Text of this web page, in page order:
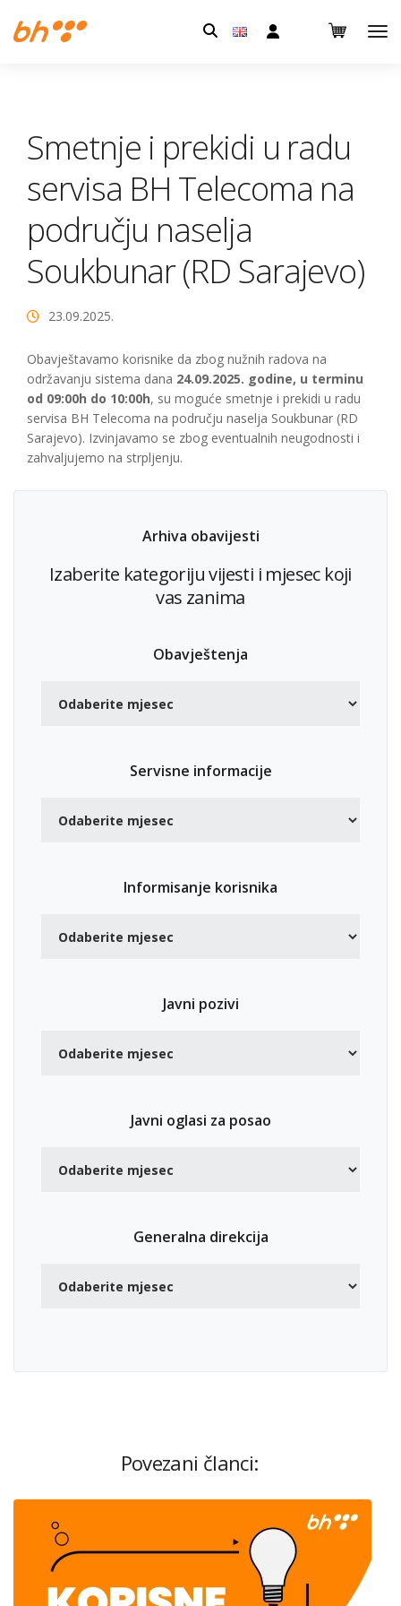
Pretraga:
Smetnje i prekidi u radu
servisa BH Telecoma na
području naselja
Soukbunar (RD Sarajevo)
23.09.2025.
Obavještavamo korisnike da zbog nužnih radova na
održavanju sistema dana 24.09.2025. godine, u terminu
od 09:00h do 10:00h, su moguće smetnje i prekidi u radu
servisa BH Telecoma na području naselja Soukbunar (RD
Sarajevo). Izvinjavamo se zbog eventualnih neugodnosti i
zahvaljujemo na strpljenju.
Arhiva obavijesti
Izaberite kategoriju vijesti i mjesec koji
vas zanima
Obavještenja
Servisne informacije
Informisanje korisnika
Javni pozivi
Javni oglasi za posao
Generalna direkcija
Povezani članci: